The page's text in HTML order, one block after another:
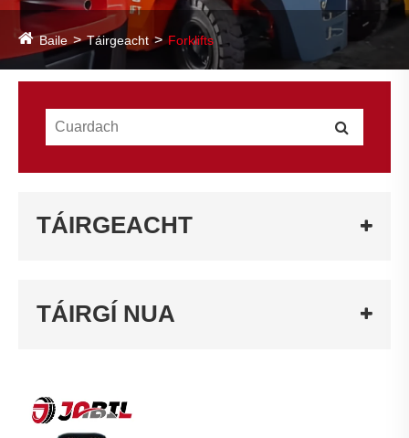
Baile Táirgeacht Forklifts
TÁIRGEACHT
TÁIRGÍ NUA